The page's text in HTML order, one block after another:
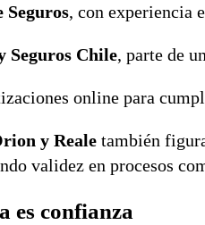
Seguros, con experiencia
Chile, parte de
online para
y Reale también
validez en procesos
es confianza